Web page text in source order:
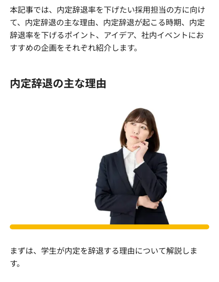
本記事では、内定辞退率を下げたい採用担当の方に向け
て、内定辞退の主な理由、内定辞退が起こる時期、内定
辞退率を下げるポイント、アイデア、社内イベントにお
すすめの企画をそれぞれ紹介します。
内定辞退の主な理由
まずは、学生が内定を辞退する理由について解説しま
す。